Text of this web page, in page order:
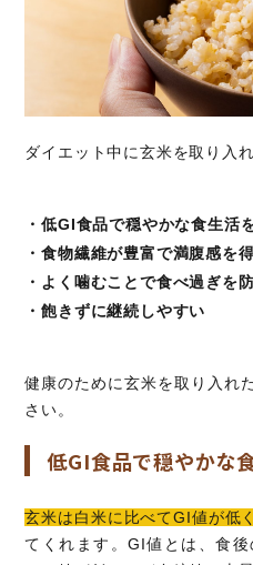
ダイエット中に玄米を取り入
・低GI食品で穏やかな食生活
・食物繊維が豊富で満腹感を
・よく噛むことで食べ過ぎを
・飽きずに継続しやすい
健康のために玄米を取り入れ
さい。
低GI食品で穏やかな
玄米は白米に比べてGI値が低
てくれます。GI値とは、食